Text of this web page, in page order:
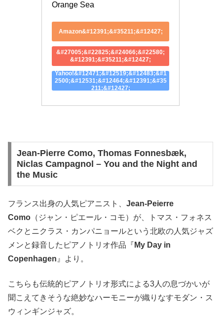
Orange Sea
Amazon&#12391;&#35211;&#12427;
&#27005;&#22825;&#24066;&#22580;
&#12391;&#35211;&#12427;
Yahoo!&#12471;&#12519;&#12483;&#1
2500;&#12531;&#12464;&#12391;&#35
211;&#12427;
Jean-Pierre Como, Thomas Fonnesbæk,
Niclas Campagnol – You and the Night and
the Music
フランス出身の人気ピアニスト、 Jean-Peierre
Como （ジャン・ピエール・コモ）が、トマス・フォネス
ベクとニクラス・カンパニョールという北欧の人気ジャズ
メンと録音したピアノトリオ作品『 My Day in
Copenhagen 』より。
こちらも伝統的ピアノトリオ形式による3人の息づかいが
聞こえてきそうな絶妙なハーモニーが織りなすモダン・ス
ウィンギンジャズ。